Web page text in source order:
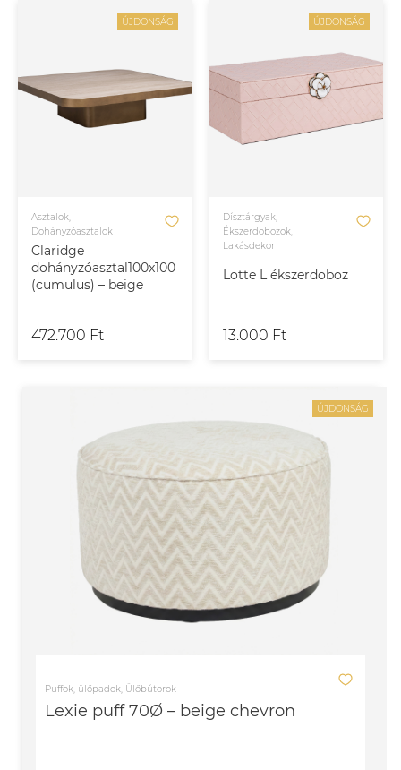
ÚJDONSÁG
Claridge
dohányzóasztal100x100
(cumulus) – beige
Asztalok,
Dohányzóasztalok
472.700 Ft
ÚJDONSÁG
Lotte L ékszerdoboz
Dísztárgyak,
Ékszerdobozok,
Lakásdekor
13.000 Ft
ÚJDONSÁG
Lexie puff 70Ø – beige chevron
Puffok, ülőpadok, Ülőbútorok